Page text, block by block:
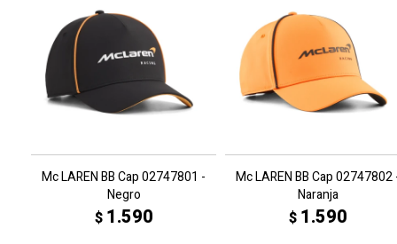
Mc LAREN BB Cap 02747801 -
Negro
$ 1.590
Mc LAREN BB Cap 02747802
Naranja
$ 1.590